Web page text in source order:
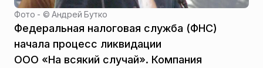
Фото - ©Андрей Бутко
Федеральная налоговая служба (ФНС)
начала процесс ликвидации
ООО «На всякий случай». Компания